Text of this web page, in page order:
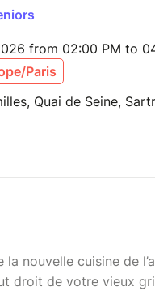
from 02:00 PM to
Paris
Quai de Seine,
la nouvelle cuisine de
droit de votre vieux